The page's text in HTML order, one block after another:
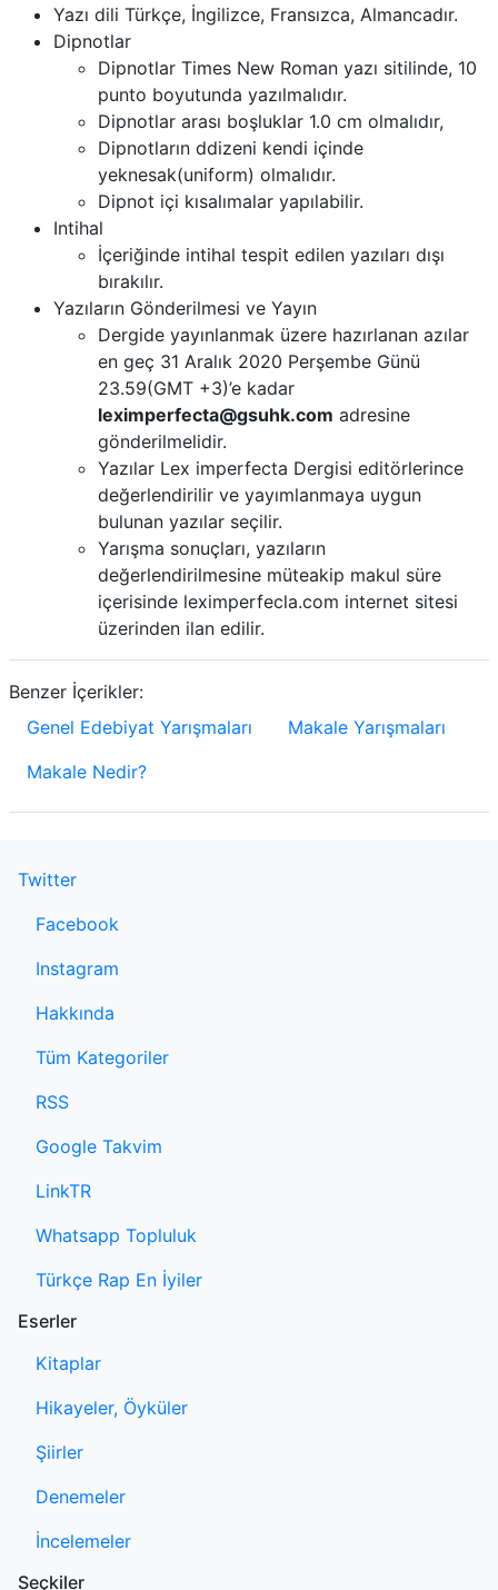
Yazı dili Türkçe, İngilizce, Fransızca, Almancadır.
Dipnotlar
Dipnotlar Times New Roman yazı sitilinde, 10
punto boyutunda yazılmalıdır.
Dipnotlar arası boşluklar 1.0 cm olmalıdır,
Dipnotların ddizeni kendi içinde
yeknesak(uniform) olmalıdır.
Dipnot içi kısalımalar yapılabilir.
Intihal
İçeriğinde intihal tespit edilen yazıları dışı
bırakılır.
Yazıların Gönderilmesi ve Yayın
Dergide yayınlanmak üzere hazırlanan azılar
en geç 31 Aralık 2020 Perşembe Günü
23.59(GMT +3)’e kadar
leximperfecta@gsuhk.com adresine
gönderilmelidir.
Yazılar Lex imperfecta Dergisi editörlerince
değerlendirilir ve yayımlanmaya uygun
bulunan yazılar seçilir.
Yarışma sonuçları, yazıların
değerlendirilmesine müteakip makul süre
içerisinde leximperfecla.com internet sitesi
üzerinden ilan edilir.
Benzer İçerikler:
Genel Edebiyat Yarışmaları
Makale Yarışmaları
Makale Nedir?
Twitter
Facebook
Instagram
Hakkında
Tüm Kategoriler
RSS
Google Takvim
LinkTR
Whatsapp Topluluk
Türkçe Rap En İyiler
Eserler
Kitaplar
Hikayeler, Öyküler
Şiirler
Denemeler
İncelemeler
Seçkiler